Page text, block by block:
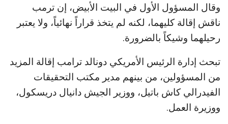
وقال المسؤول الأول في البيت الأبيض، إن ترمب
ناقش إقالة كليهما، لكنه لم يتخذ قراراً نهائياً، ولا يعتبر
رحيلهما وشيكاً بالضرورة.
تبحث إدارة الرئيس الأمريكي دونالد ترامب إقالة المزيد
من المسؤولين، من بينهم مدير مكتب التحقيقات
الفيدرالي كاش باتيل، ووزير الجيش دانيال دريسكول،
ووزيرة العمل.